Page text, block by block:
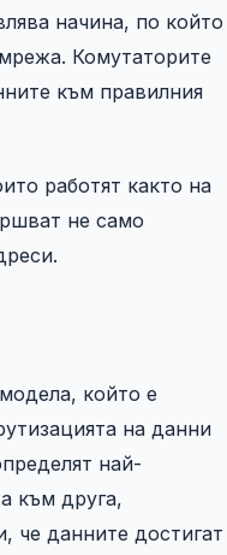
начина, по който
Комутаторите
към правилния
работят както на
не само
който е
на данни
най-
към друга,
че данните достигат